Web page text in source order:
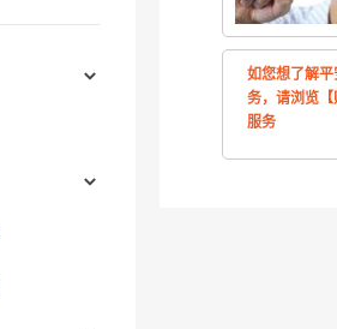
如您想了解
务，请浏览
服务